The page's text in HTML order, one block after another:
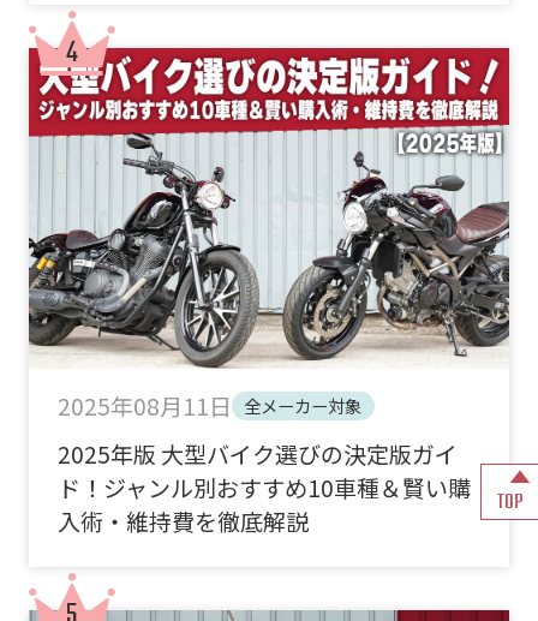
2025年08月11日 全メーカー対象
2025年版 大型バイク選びの決定版ガイ
ド！ジャンル別おすすめ10車種＆賢い購
入術・維持費を徹底解説
TOP